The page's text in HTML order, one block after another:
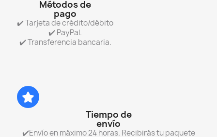
Métodos de
pago
✔️ Tarjeta de crédito/débito
✔️ PayPal.
✔️ Transferencia bancaria.
Tiempo de
envío
✔️Envío en máximo 24 horas. Recibirás tu paquete